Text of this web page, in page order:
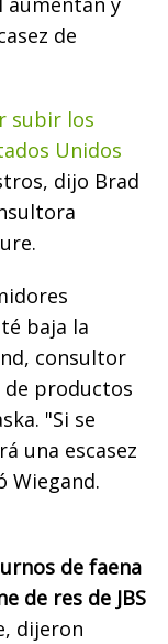
de
subir los
Unidos
dijo Brad
baja la
consultor
productos
"Si se
una escasez
Wiegand.
de faena
de res de JBS
dijeron